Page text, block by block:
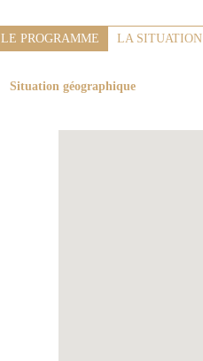
LE PROGRAMME LA SITUATION
Situation géographique